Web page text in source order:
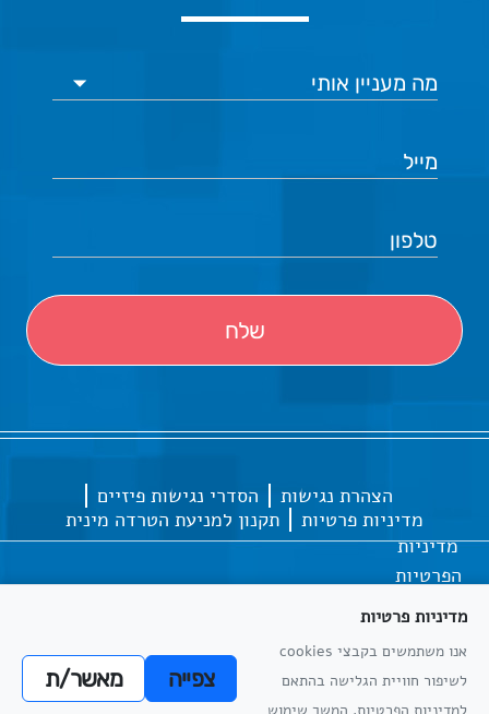
הצהרת נגישות
הסדרי נגישות פיזיים
מדיניות פרטיות
תקנון למניעת הטרדה מינית
מדיניות
הפרטיות
כל הזכויות שמורות אתריקס פיתוח מערכות מידע
מדיניות פרטיות
אנו משתמשים בקבצי cookies
לשיפור חוויית הגלישה בהתאם
צפייה מאשר/ת